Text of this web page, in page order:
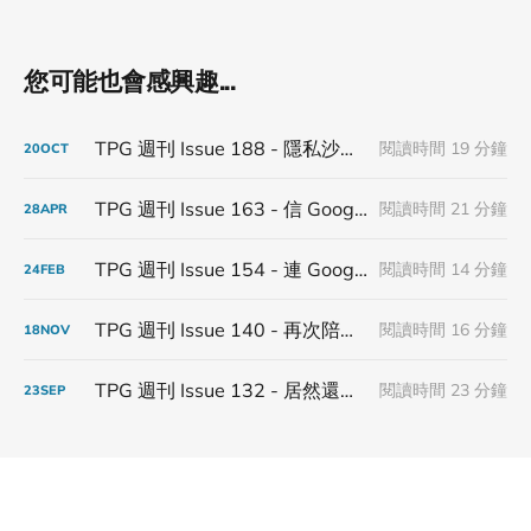
您可能也會感興趣...
20OCT TPG 週刊 Issue 188 - 隱私沙盒倒塌，沒有人能在監管裡面蓋城堡 閱讀時間 19 分鐘
28APR TPG 週刊 Issue 163 - 信 Google 第三方 Cookies 得永生 閱讀時間 21 分鐘
24FEB TPG 週刊 Issue 154 - 連 Google 都不信 Google 閱讀時間 14 分鐘
18NOV TPG 週刊 Issue 140 - 再次陪著第三方 Cookies 步入下一個年 閱讀時間 16 分鐘
23SEP TPG 週刊 Issue 132 - 居然還有在更新隱私沙盒 閱讀時間 23 分鐘